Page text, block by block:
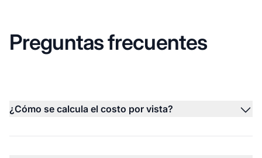
Preguntas frecuentes
¿Cómo se calcula el costo por vista?